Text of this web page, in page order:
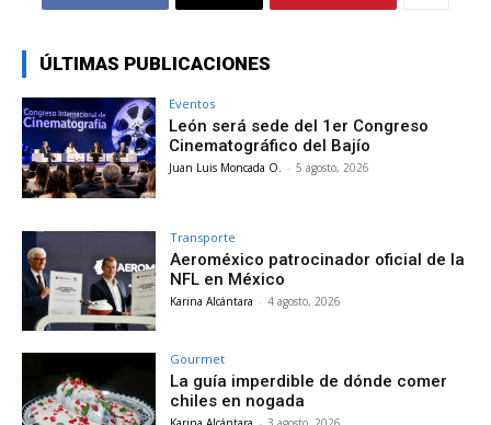
ÚLTIMAS PUBLICACIONES
Eventos
León será sede del 1er Congreso
Cinematográfico del Bajío
Juan Luis Moncada O. - 5 agosto, 2026
Transporte
Aeroméxico patrocinador oficial de la
NFL en México
Karina Alcántara - 4 agosto, 2026
Gourmet
La guía imperdible de dónde comer
chiles en nogada